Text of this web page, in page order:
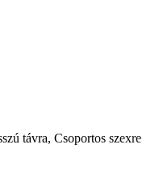
távra, Csoportos szexre